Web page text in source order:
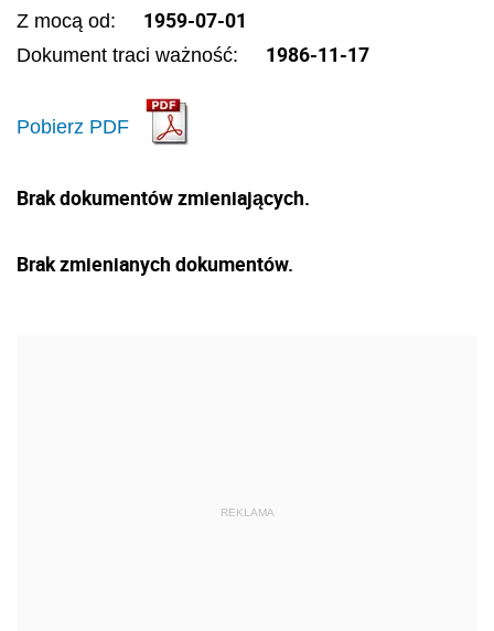
Z mocą od: 1959-07-01
Dokument traci ważność: 1986-11-17
Pobierz PDF
Brak dokumentów zmieniających.
Brak zmienianych dokumentów.